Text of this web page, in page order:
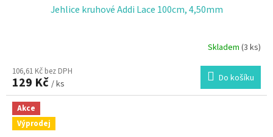
Jehlice kruhové Addi Lace 100cm, 4,50mm
produktu
je
5,0
5
hvězdiček.
Skladem(3 ks)
106,61 Kč bez DPH
129 Kč / ks Do košíku
Akce
Výprodej